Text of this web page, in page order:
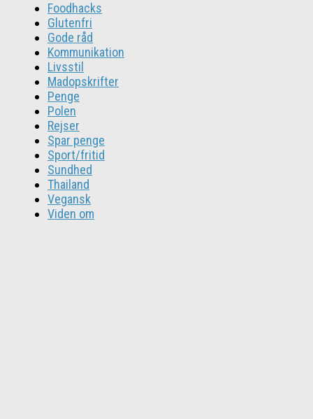
Foodhacks
Glutenfri
Gode råd
Kommunikation
Livsstil
Madopskrifter
Penge
Polen
Rejser
Spar penge
Sport/fritid
Sundhed
Thailand
Vegansk
Viden om